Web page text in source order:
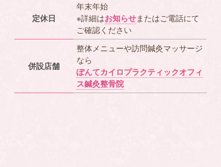
定休日
年末年始
※詳細はお知らせまたはご電話にて
ご確認ください
併設店舗
整体メニューや訪問鍼灸マッサージ
なら
ぽんてカイロプラクティックオフィ
ス鍼灸整骨院